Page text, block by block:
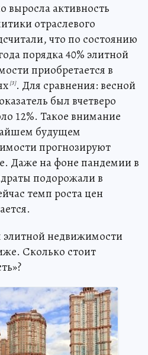
выросла активность
отраслевого
что по состоянию
порядка 40% элитной
приобретается в
[3]. Для сравнения: весной
был вчетверо
12%. Такое внимание
будущем
прогнозируют
Даже на фоне пандемии в
подорожали в
темп роста цен
элитной недвижимости
Сколько стоит